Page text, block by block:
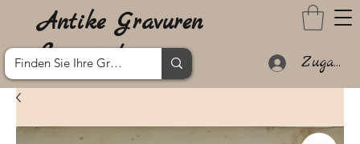
Antike Gravuren
Lanzarote
Zugang